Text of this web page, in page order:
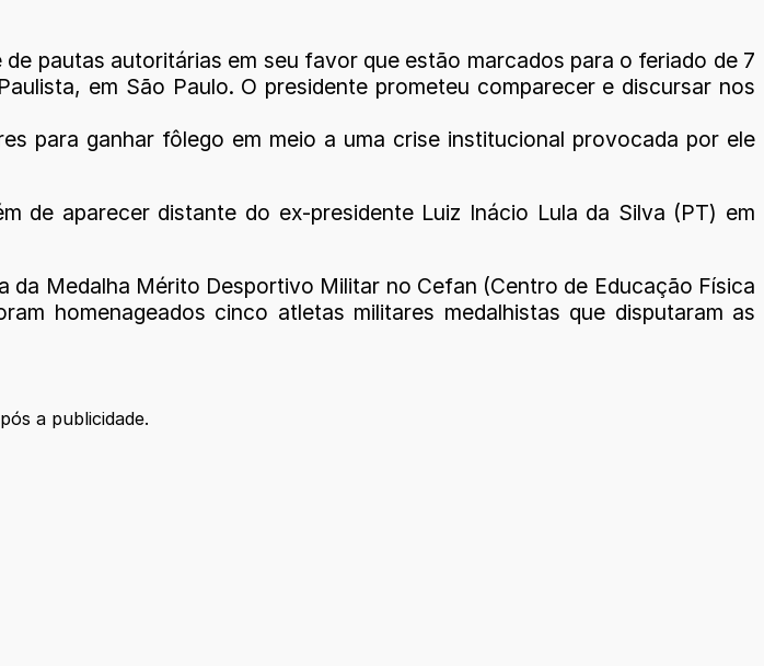
pautas autoritárias em seu favor que estão marcados para o feriado de 7
em São Paulo. O presidente prometeu comparecer e discursar nos
para ganhar fôlego em meio a uma crise institucional provocada por ele
de aparecer distante do ex-presidente Luiz Inácio Lula da Silva (PT) em
Medalha Mérito Desportivo Militar no Cefan (Centro de Educação Física
homenageados cinco atletas militares medalhistas que disputaram as
a publicidade.